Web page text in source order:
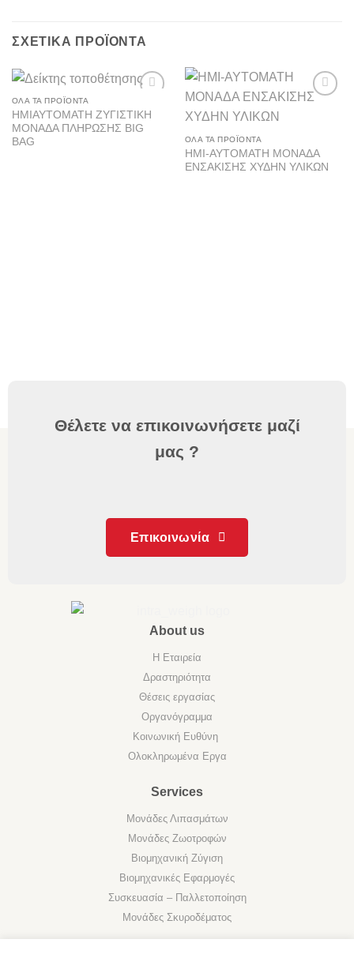
ΣΧΕΤΙΚΆ ΠΡΟΪΌΝΤΑ
wishlist
ΟΛΑ ΤΑ ΠΡΟΪΌΝΤΑ
ΗΜΙΑΥΤΟΜΑΤΗ ΖΥΓΙΣΤΙΚΗ
ΜΟΝΑΔΑ ΠΛΗΡΩΣΗΣ BIG
BAG
ΟΛΑ ΤΑ ΠΡΟΪΌΝΤΑ
ΗΜΙ-ΑΥΤΟΜΑΤΗ ΜΟΝΑΔΑ
ΕΝΣΑΚΙΣΗΣ ΧΥΔΗΝ ΥΛΙΚΩΝ
Θέλετε να επικοινωνήσετε μαζί
μας ?
Επικοινωνία
About us
Η Εταιρεία
Δραστηριότητα
Θέσεις εργασίας
Οργανόγραμμα
Κοινωνική Ευθύνη
Ολοκληρωμένα Εργα
Services
Μονάδες Λιπασμάτων
Μονάδες Ζωοτροφών
Βιομηχανική Ζύγιση
Βιομηχανικές Εφαρμογές
Συσκευασία – Παλλετοποίηση
Μονάδες Σκυροδέματος